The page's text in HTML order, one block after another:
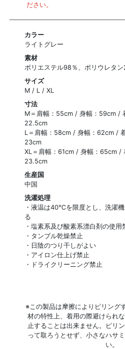
ださい。
カラー
ライトグレー
素材
ポリエステル98％、ポリウレタン
サイズ
M / L / XL
寸法
M＝肩幅：55cm / 身幅：59cm /
22.5cm
L＝肩幅：58cm / 身幅：62cm /
23cm
XL＝肩幅：61cm / 身幅：65cm /
23.5cm
生産国
中国
洗濯処理
・液温は40℃を限度とし、洗濯
る
・塩素系及び酸素系漂白剤の使用
・タンブル乾燥禁止
・日陰のつり干しがよい
・アイロン仕上げ禁止
・ドライクリーニング禁止
※この製品は摩擦によりピリング
材の特性上、着用の際避けられ
止することは出来ません。ピリ
って取ろうとせず、小さなハサ
い。